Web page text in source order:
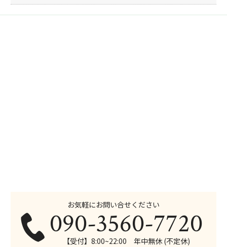
お気軽にお問い合せください
090-3560-7720
【受付】8:00~22:00 年中無休 (不定休)